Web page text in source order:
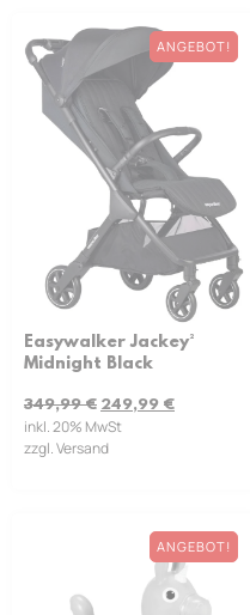
ANGEBOT!
Easywalker Jackey²
Midnight Black
349,99€ 249,99 €
inkl. 20% MwSt
zzgl. Versand
ANGEBOT!